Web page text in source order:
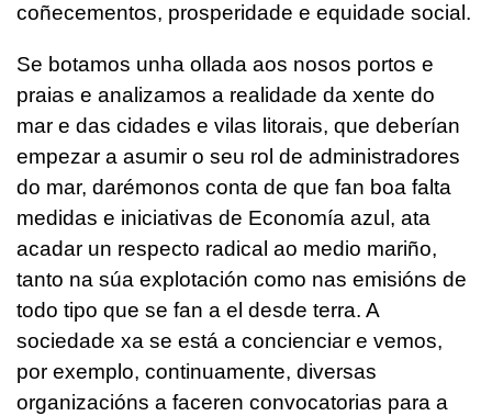
coñecementos, prosperidade e equidade social.
Se botamos unha ollada aos nosos portos e
praias e analizamos a realidade da xente do
mar e das cidades e vilas litorais, que deberían
empezar a asumir o seu rol de administradores
do mar, darémonos conta de que fan boa falta
medidas e iniciativas de Economía azul, ata
acadar un respecto radical ao medio mariño,
tanto na súa explotación como nas emisións de
todo tipo que se fan a el desde terra. A
sociedade xa se está a concienciar e vemos,
por exemplo, continuamente, diversas
organizacións a faceren convocatorias para a